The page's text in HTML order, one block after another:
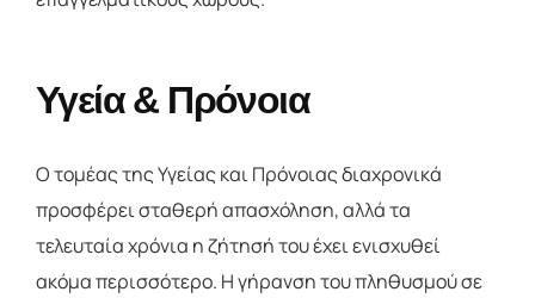
Υγεία & Πρόνοια
Ο τομέας της Υγείας και Πρόνοιας διαχρονικά
προσφέρει σταθερή απασχόληση, αλλά τα
τελευταία χρόνια η ζήτησή του έχει ενισχυθεί
ακόμα περισσότερο. Η γήρανση του πληθυσμού σε